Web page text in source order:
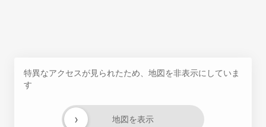
特異なアクセスが見られたため、地図を非表示にしていま
す
地図を表示
›